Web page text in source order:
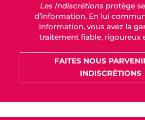
Les Indiscrétions protège
d’information. En lui
information, vous avez la
traitement fiable, rigoureux
FAITES NOUS
INDISCRÉTIONS